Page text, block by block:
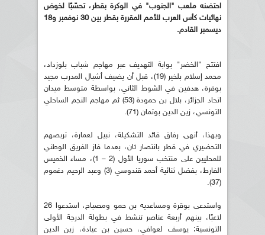
احتضنه ملعب "الجنوب" في الوكرة بقطر، تحسّبًا لخوض
نهائيات كأس العرب للأمم المقررة بقطر بين 30 نوفمبر و18
ديسمبر القادم.
افتتح "الخضر" بوابة التهديف عبر مهاجم شباب بلوزداد،
محمد إسلام بلخير (19)، قبل أن يضيف أشبال المدرب مجيد
بوقرة، هدفين في الشوط الثاني، بواسطة متوسط ميدان
اتحاد الجزائر، بلال بن حمودة (53) ثم مهاجم النجم الساحلي
التونسي، زين الدين بوتمان (71).
وبهذا، أنهى رفاق قائد التشكيلة، نبيل لعمارة، تربصهم
التحضيري في قطر بانتصار ثان، بعدما فاز الفريق الوطني
للمحليين على منتخب سوريا الأول (2 – 1)، مساء الخميس
الفارط، بفضل ثنائية أحمد قندوسي (3) وعبد الرحيم دغموم
(37).
واستدعى بوقرة ومساعديه بن حمو ومصباح، استدعوا 26
لاعبًا، بينهم أربعة عناصر تنشط في بطولة الدرجة الأولى
التونسية: يوسف لعوافي، حسين بن عيادة، زين الدين